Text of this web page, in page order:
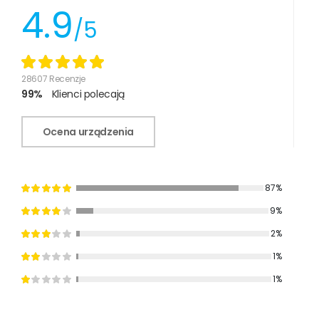
4.9/5
28607 Recenzje
99% Klienci polecają
Ocena urządzenia
87%
9%
2%
1%
1%